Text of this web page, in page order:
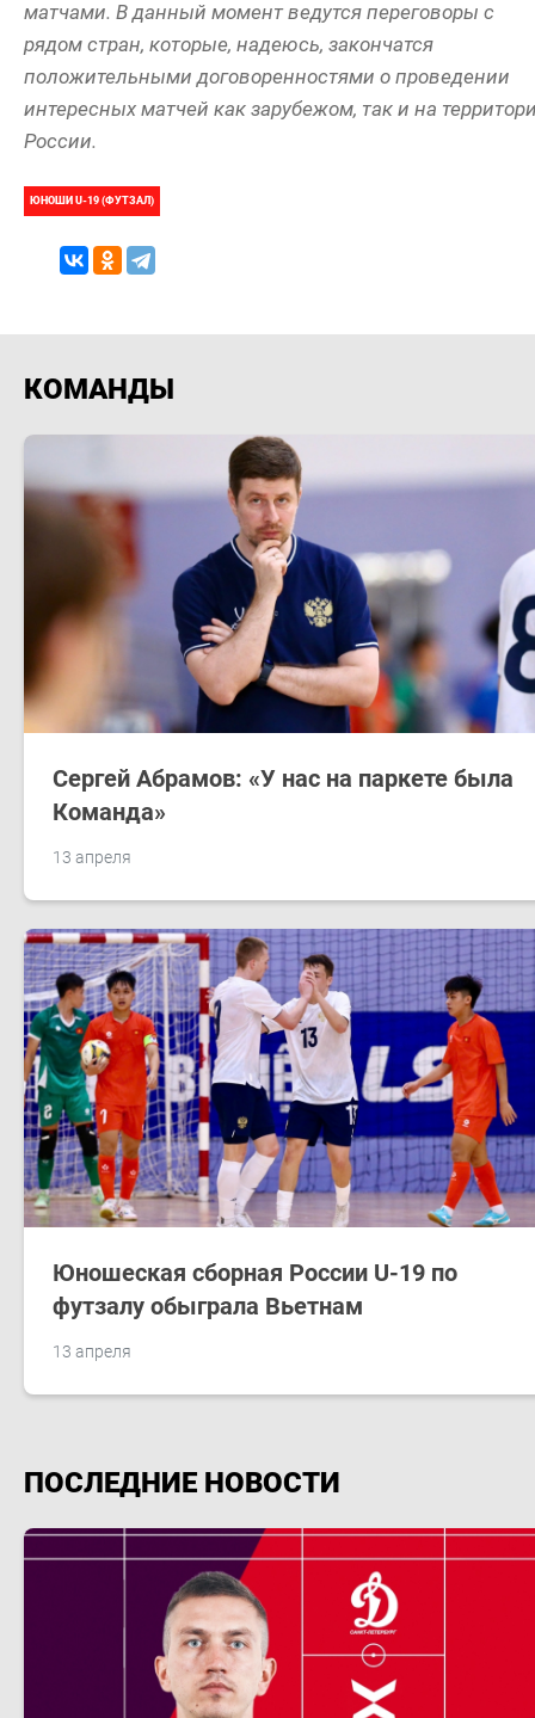
матчами. В данный момент ведутся переговоры с
рядом стран, которые, надеюсь, закончатся
положительными договоренностями о проведении
интересных матчей как зарубежом, так и на
России.
ЮНОШИ U-19 (ФУТЗАЛ)
КОМАНДЫ
13 апреля
Сергей Абрамов: «У нас на паркете была
Команда»
13 апреля
Юношеская сборная России U-19 по
футзалу обыграла Вьетнам
ПОСЛЕДНИЕ НОВОСТИ